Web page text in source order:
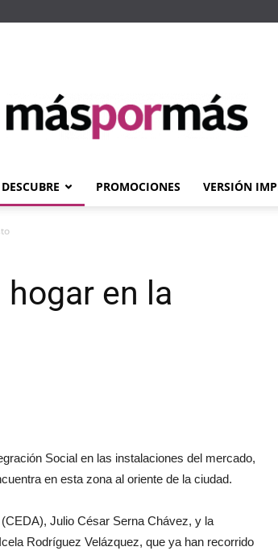
Máspormás
DESCUBRE PROMOCIONES VERSIÓN
en la
Social en las instalaciones del mercado,
en esta zona al oriente de la ciudad.
Julio César Serna Chávez, y la
Rodríguez Velázquez, que ya han recorrido